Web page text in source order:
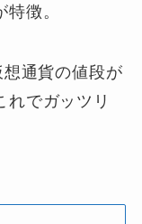
徴。
通貨の値段が
れでガッツリ